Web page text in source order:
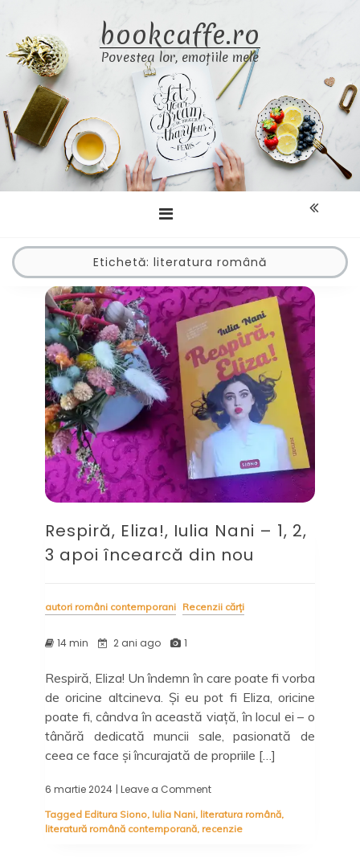
content
bookcaffe.ro
Povestea lor, emoțiile mele
Etichetă: literatura română
Respiră, Eliza!, Iulia Nani – 1, 2,
3 apoi încearcă din nou
autori români contemporani Recenzii cărți
14 min 2 ani ago 1
Respiră, Eliza! Un îndemn în care poate fi vorba
de oricine altcineva. Și eu pot fi Eliza, oricine
poate fi, cândva în această viață, în locul ei – o
tânără dedicată muncii sale, pasionată de
ceea ce face și încurajată de propriile […]
6 martie 2024 | Leave a Comment
Eliza!,
Iulia
Tagged Editura Siono, Iulia Nani, literatura română,
literatură română contemporană, recenzie